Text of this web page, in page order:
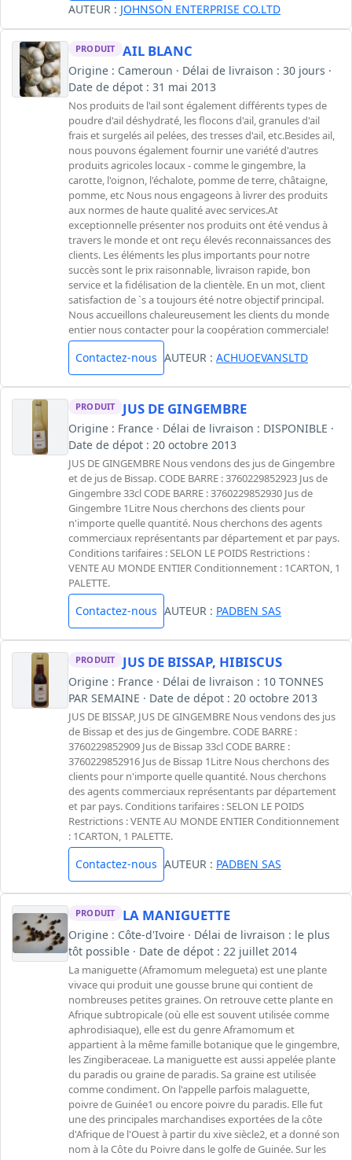
AUTEUR : JOHNSON ENTERPRISE CO.LTD
PRODUIT AIL BLANC
Origine : Cameroun · Délai de livraison : 30 jours ·
Date de dépot : 31 mai 2013
Nos produits de l'ail sont également différents types de
poudre d'ail déshydraté, les flocons d'ail, granules d'ail
frais et surgelés ail pelées, des tresses d'ail, etc.Besides ail,
nous pouvons également fournir une variété d'autres
produits agricoles locaux - comme le gingembre, la
carotte, l'oignon, l'échalote, pomme de terre, châtaigne,
pomme, etc Nous nous engageons à livrer des produits
aux normes de haute qualité avec services.At
exceptionnelle présenter nos produits ont été vendus à
travers le monde et ont reçu élevés reconnaissances des
clients. Les éléments les plus importants pour notre
succès sont le prix raisonnable, livraison rapide, bon
service et la fidélisation de la clientèle. En un mot, client
satisfaction de `s a toujours été notre objectif principal.
Nous accueillons chaleureusement les clients du monde
entier nous contacter pour la coopération commerciale!
Contactez-nous AUTEUR : ACHUOEVANSLTD
PRODUIT JUS DE GINGEMBRE
Origine : France · Délai de livraison : DISPONIBLE ·
Date de dépot : 20 octobre 2013
JUS DE GINGEMBRE Nous vendons des jus de Gingembre
et de jus de Bissap. CODE BARRE : 3760229852923 Jus de
Gingembre 33cl CODE BARRE : 3760229852930 Jus de
Gingembre 1Litre Nous cherchons des clients pour
n'importe quelle quantité. Nous cherchons des agents
commerciaux représentants par département et par pays.
Conditions tarifaires : SELON LE POIDS Restrictions :
VENTE AU MONDE ENTIER Conditionnement : 1CARTON, 1
PALETTE.
Contactez-nous AUTEUR : PADBEN SAS
PRODUIT JUS DE BISSAP, HIBISCUS
Origine : France · Délai de livraison : 10 TONNES
PAR SEMAINE · Date de dépot : 20 octobre 2013
JUS DE BISSAP, JUS DE GINGEMBRE Nous vendons des jus
de Bissap et des jus de Gingembre. CODE BARRE :
3760229852909 Jus de Bissap 33cl CODE BARRE :
3760229852916 Jus de Bissap 1Litre Nous cherchons des
clients pour n'importe quelle quantité. Nous cherchons
des agents commerciaux représentants par département
et par pays. Conditions tarifaires : SELON LE POIDS
Restrictions : VENTE AU MONDE ENTIER Conditionnement
: 1CARTON, 1 PALETTE.
Contactez-nous AUTEUR : PADBEN SAS
PRODUIT LA MANIGUETTE
Origine : Côte-d'Ivoire · Délai de livraison : le plus
tôt possible · Date de dépot : 22 juillet 2014
La maniguette (Aframomum melegueta) est une plante
vivace qui produit une gousse brune qui contient de
nombreuses petites graines. On retrouve cette plante en
Afrique subtropicale (où elle est souvent utilisée comme
aphrodisiaque), elle est du genre Aframomum et
appartient à la même famille botanique que le gingembre,
les Zingiberaceae. La maniguette est aussi appelée plante
du paradis ou graine de paradis. Sa graine est utilisée
comme condiment. On l'appelle parfois malaguette,
poivre de Guinée1 ou encore poivre du paradis. Elle fut
une des principales marchandises exportées de la côte
d'Afrique de l'Ouest à partir du xive siècle2, et a donné son
nom à la Côte du Poivre dans le golfe de Guinée. Sur les